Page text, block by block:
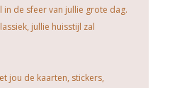
in de sfeer van jullie grote dag.
jullie huisstijl zal
jou de kaarten, stickers,